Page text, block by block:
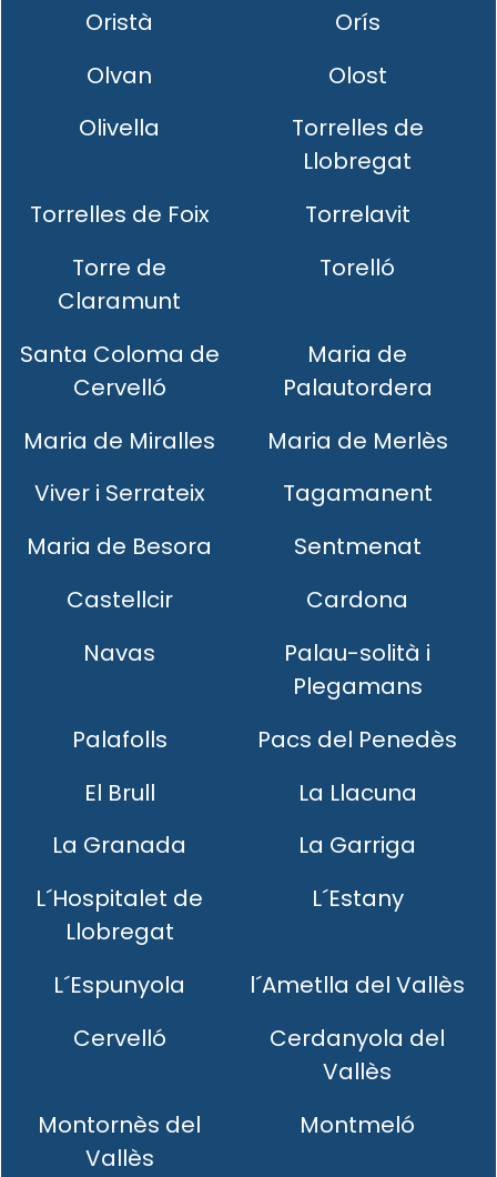
Oristà
Orís
Olvan
Olost
Olivella
Torrelles de
Llobregat
Torrelles de Foix
Torrelavit
Torre de
Claramunt
Torelló
Santa Coloma de
Cervelló
Maria de
Palautordera
Maria de Miralles
Maria de Merlès
Viver i Serrateix
Tagamanent
Maria de Besora
Sentmenat
Castellcir
Cardona
Navas
Palau-solità i
Plegamans
Palafolls
Pacs del Penedès
El Brull
La Llacuna
La Granada
La Garriga
L´Hospitalet de
Llobregat
L´Estany
L´Espunyola
l´Ametlla del Vallès
Cervelló
Cerdanyola del
Vallès
Montornès del
Vallès
Montmeló